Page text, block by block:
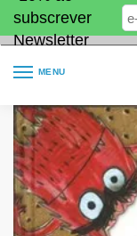
subscrever
Newsletter
MENU